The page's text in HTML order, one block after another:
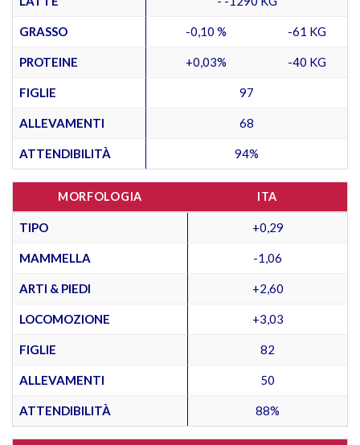
GRASSO -0,10 % -61 KG
PROTEINE +0,03% -40 KG
FIGLIE 97
ALLEVAMENTI 68
ATTENDIBILITÀ 94%
MORFOLOGIA ITA
TIPO +0,29
MAMMELLA -1,06
ARTI & PIEDI +2,60
LOCOMOZIONE +3,03
FIGLIE 82
ALLEVAMENTI 50
ATTENDIBILITÀ 88%